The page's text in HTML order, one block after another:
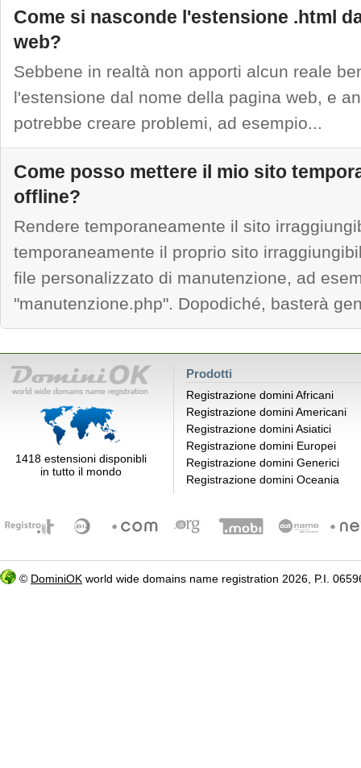
Come si nasconde l'estensione .html
web?
Sebbene in realtà non apporti alcun reale
l'estensione dal nome della pagina web, e
potrebbe creare problemi, ad esempio...
Come posso mettere il mio sito
offline?
Rendere temporaneamente il sito
temporaneamente il proprio sito
file personalizzato di manutenzione, ad
"manutenzione.php". Dopodiché, basterà
1418 estensioni disponibli
in tutto il mondo
Prodotti
Registrazione domini Africani
Registrazione domini Americani
Registrazione domini Asiatici
Registrazione domini Europei
Registrazione domini Generici
Registrazione domini Oceania
© DominiOK world wide domains name registration 2026, P.I.